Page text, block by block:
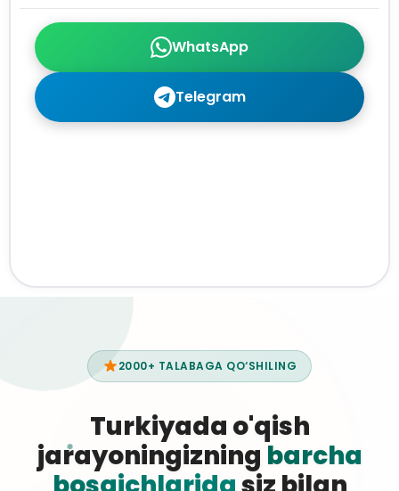
WhatsApp
Telegram
2000+ TALABAGA QO‘SHILING
Turkiyada o'qish
jarayoningizning barcha